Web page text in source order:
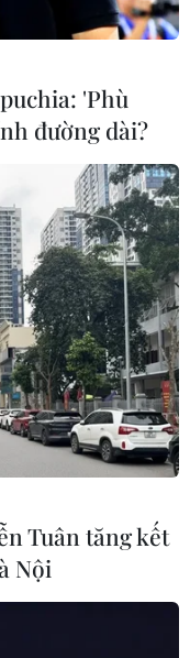
'Phù
đường dài?
Tuân tăng kết
Nội